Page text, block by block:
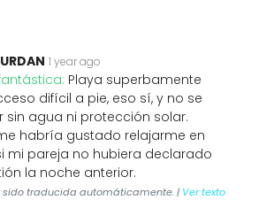
1 year ago
Playa superbamente
difícil a pie, eso sí, y no se
sin agua ni protección solar.
habría gustado relajarme en
mi pareja no hubiera declarado
la noche anterior.
sido traducida automáticamente. | Ver texto